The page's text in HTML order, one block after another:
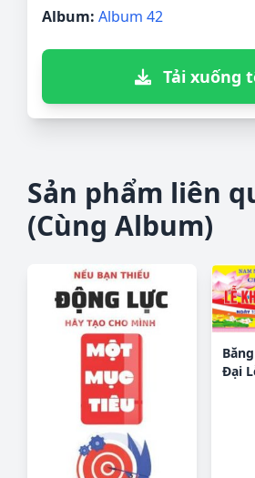
Album: Album 42
Tải xuống
Sản phẩm liên
(Cùng Album)
Đại